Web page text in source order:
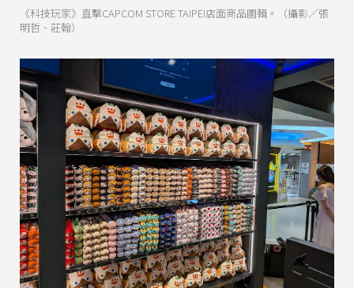
《科技玩家》直擊CAPCOM STORE TAIPEI店面商品圖輯。（攝影／張
明哲、莊翰）